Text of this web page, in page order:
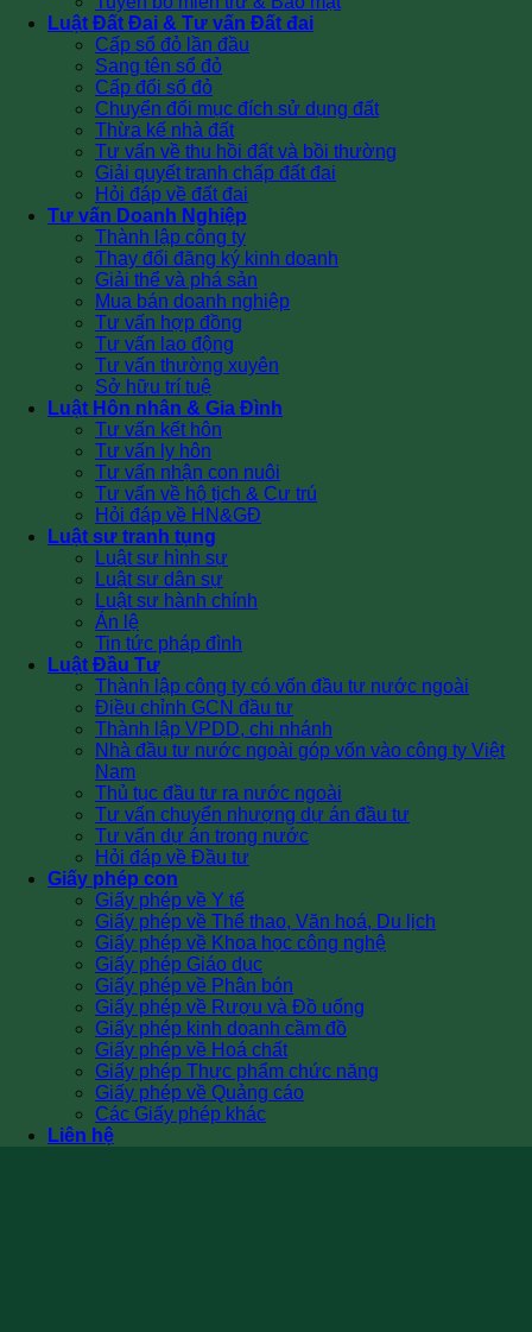
Luật Đất Đai & Tư vấn Đất đai
Cấp sổ đỏ lần đầu
Sang tên sổ đỏ
Cấp đổi sổ đỏ
Chuyển đổi mục đích sử dụng đất
Thừa kế nhà đất
Tư vấn về thu hồi đất và bồi thường
Giải quyết tranh chấp đất đai
Hỏi đáp về đất đai
Tư vấn Doanh Nghiệp
Thành lập công ty
Thay đổi đăng ký kinh doanh
Giải thể và phá sản
Mua bán doanh nghiệp
Tư vấn hợp đồng
Tư vấn lao động
Tư vấn thường xuyên
Sở hữu trí tuệ
Luật Hôn nhân & Gia Đình
Tư vấn kết hôn
Tư vấn ly hôn
Tư vấn nhận con nuôi
Tư vấn về hộ tịch & Cư trú
Hỏi đáp về HN&GĐ
Luật sư tranh tụng
Luật sư hình sự
Luật sư dân sự
Luật sư hành chính
Án lệ
Tin tức pháp đình
Luật Đầu Tư
Thành lập công ty có vốn đầu tư nước ngoài
Điều chỉnh GCN đầu tư
Thành lập VPDD, chi nhánh
Nhà đầu tư nước ngoài góp vốn vào công ty Việt
Nam
Thủ tục đầu tư ra nước ngoài
Tư vấn chuyển nhượng dự án đầu tư
Tư vấn dự án trong nước
Hỏi đáp về Đầu tư
Giấy phép con
Giấy phép về Y tế
Giấy phép về Thể thao, Văn hoá, Du lịch
Giấy phép về Khoa học công nghệ
Giấy phép Giáo dục
Giấy phép về Phân bón
Giấy phép về Rượu và Đồ uống
Giấy phép kinh doanh cầm đồ
Giấy phép về Hoá chất
Giấy phép Thực phẩm chức năng
Giấy phép về Quảng cáo
Các Giấy phép khác
Liên hệ